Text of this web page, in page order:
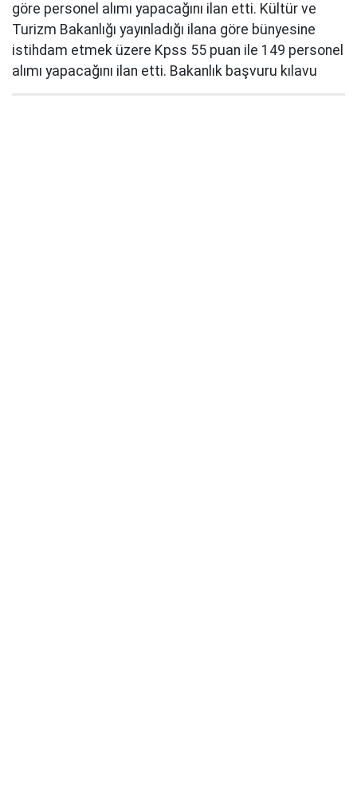
göre personel alımı yapacağını ilan etti. Kültür ve
Turizm Bakanlığı yayınladığı ilana göre bünyesine
istihdam etmek üzere Kpss 55 puan ile 149 personel
alımı yapacağını ilan etti. Bakanlık başvuru kılavu